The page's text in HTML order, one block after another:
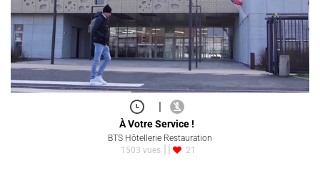
|
À Votre Service !
BTS Hôtellerie Restauration
1503 vues
21